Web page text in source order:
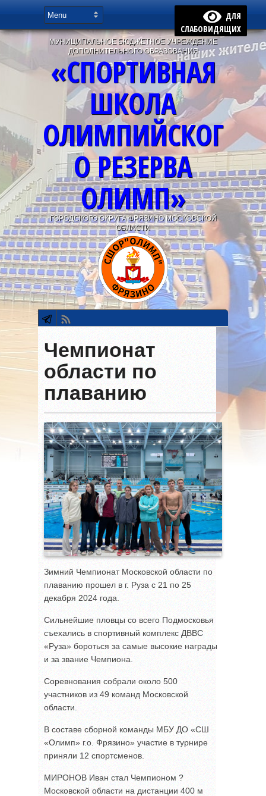
ДЛЯ
СЛАБОВИДЯЩИХ
МУНИЦИПАЛЬНОЕ БЮДЖЕТНОЕ УЧРЕЖДЕНИЕ
ДОПОЛНИТЕЛЬНОГО ОБРАЗОВАНИЯ
«СПОРТИВНАЯ
ШКОЛА
ОЛИМПИЙСКОГ
О РЕЗЕРВА
ОЛИМП»
ГОРОДСКОГО ОКРУГА ФРЯЗИНО МОСКОВСКОЙ
ОБЛАСТИ
Чемпионат
области по
плаванию
Зимний Чемпионат Московской области по
плаванию прошел в г. Руза с 21 по 25
декабря 2024 года.
Сильнейшие пловцы со всего Подмосковья
съехались в спортивный комплекс ДВВС
«Руза» бороться за самые высокие награды
и за звание Чемпиона.
Соревнования собрали около 500
участников из 49 команд Московской
области.
В составе сборной команды МБУ ДО «СШ
«Олимп» г.о. Фрязино» участие в турнире
приняли 12 спортсменов.
МИРОНОВ Иван стал Чемпионом ?
Московской области на дистанции 400 м